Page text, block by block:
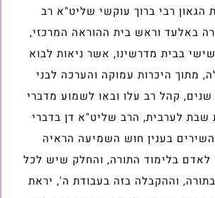
הגאון רבי ברוך עוקשי שליט"א רב
באלעד וראש בית ההוראה המרכזי,
בבית מדרשינו, אשר ניאות לבוא
מתוך היכרות עמוקה והערכה לבני
קהל רב עלו ובאו לשמוע מדברי
שבת לערבית, הרב שליט"א דן בדברי
בענין חוש השמיעה הראיה
לאדם בלימוד התורה, והחלק שיש לכל
וההקבלה בזה בעבודת ה', יראת